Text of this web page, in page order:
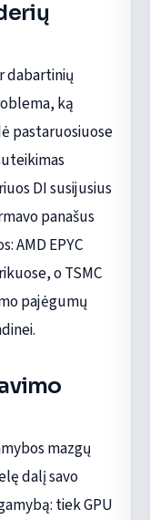
dabartinių
ką
pastaruosiuose
DI susijusius
panašus
AMD EPYC
o TSMC
pajėgumų
mazgų
dalį savo
tiek GPU